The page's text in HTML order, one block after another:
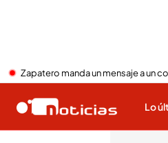
Zapatero manda un mensaje a un
Lo